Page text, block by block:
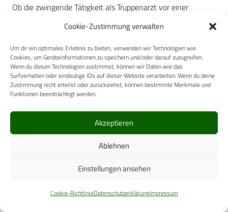
Cookie-Zustimmung verwalten
Um dir ein optimales Erlebnis zu bieten, verwenden wir Technologien wie
Cookies, um Geräteinformationen zu speichern und/oder darauf zuzugreifen.
Wenn du diesen Technologien zustimmst, können wir Daten wie das
Surfverhalten oder eindeutige IDs auf dieser Website verarbeiten. Wenn du deine
Zustimmung nicht erteilst oder zurückziehst, können bestimmte Merkmale und
Funktionen beeinträchtigt werden.
Akzeptieren
Ablehnen
Einstellungen ansehen
Cookie-RichtlinieDatenschutzerklärungImpressum
Ob die zwingende Tätigkeit als Truppenarzt vor einer
Verwendung in einem einsatzrelevanten operativen Fach
Entwicklung im zivilen Bereich sicher diskussionsfähig.
Die chirurgische Ausbildung ist eine persönliche Ausbildung,
die gerade unter den Anforderungen und den
Unwägbarkeiten der Einsatzchirurgie in der Bundeswehr
von Personen und Protagonisten geprägt ist. Eine flexible
Personalführung, der Erhalt des breiten und tiefen
fachlichen Spektrums vor Ort, ein strukturierter
Verwendungs-, Weiterbildungs- und Verpflichtungszeiten
der Versorgung auf höchstem Niveau sind